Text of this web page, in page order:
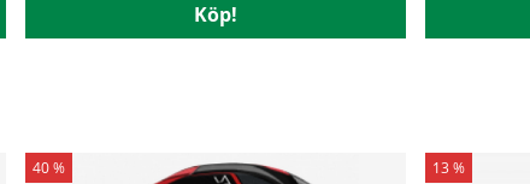
Köp!
40 % 13 %